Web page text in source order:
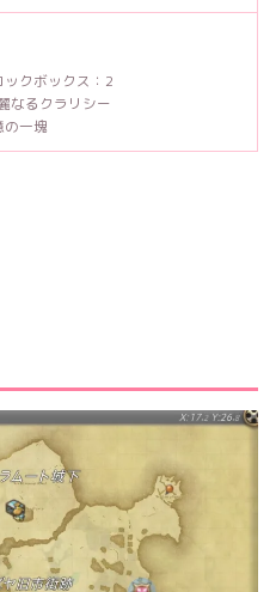
クボックス：2
なるクラリシー
の一塊